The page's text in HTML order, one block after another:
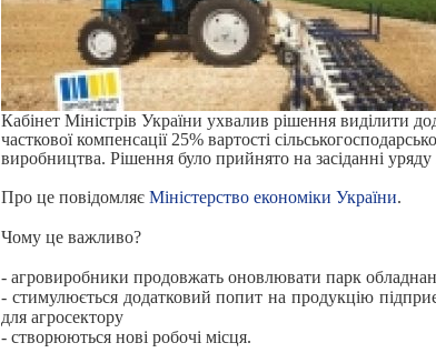
Кабінет Міністрів України ухвалив рішення виділити
часткової компенсації 25% вартості
виробництва. Рішення було прийнято на засіданні
Про це повідомляє Міністерство економіки України.
Чому це важливо?
- агровиробники продовжать оновлювати парк
- стимулюється додатковий попит на продукцію
для агросектору
- створюються нові робочі місця.